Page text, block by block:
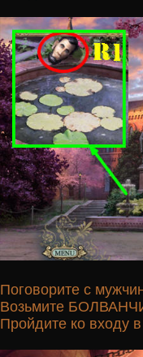
Поговорите с
Возьмите
Пройдите ко входу